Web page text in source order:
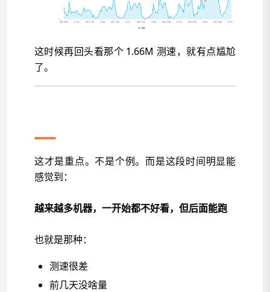
这时候再回头看那个 1.66M 测速，就有点尴尬
了。
这才是重点。不是个例。而是这段时间明显能
感觉到：
越来越多机器，一开始都不好看，但后面能跑
也就是那种：
测速很差
前几天没啥量